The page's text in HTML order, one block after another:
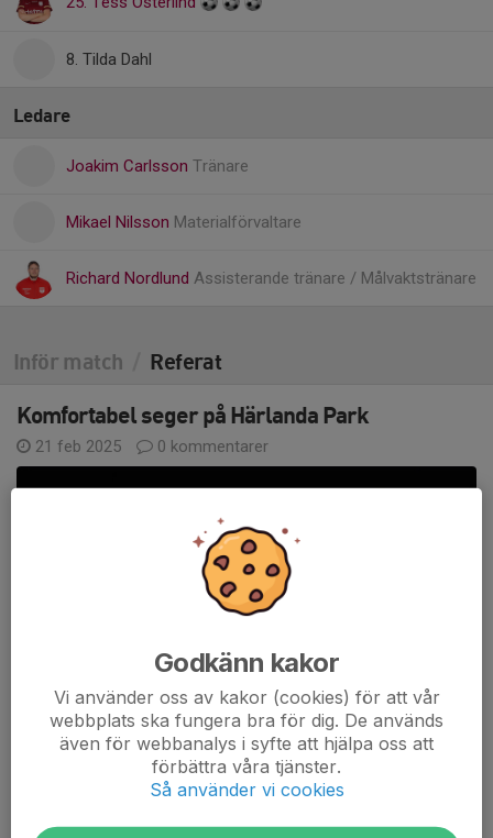
8. Tilda Dahl
Ledare
Joakim Carlsson Tränare
Mikael Nilsson Materialförvaltare
Richard Nordlund Assisterande tränare / Målvaktstränare
Inför match Referat
Komfortabel seger på Härlanda Park
21 feb 2025 0 kommentarer
Godkänn kakor
Vi använder oss av kakor (cookies) för att vår
webbplats ska fungera bra för dig. De används
även för webbanalys i syfte att hjälpa oss att
förbättra våra tjänster.
Så använder vi cookies